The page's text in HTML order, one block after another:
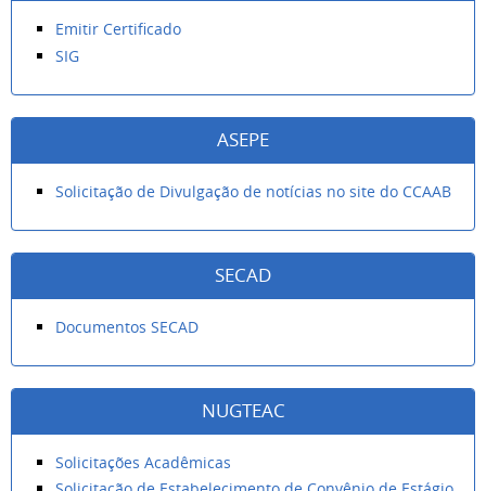
Emitir Certificado
SIG
ASEPE
Solicitação de Divulgação de notícias no site do CCAAB
SECAD
Documentos SECAD
NUGTEAC
Solicitações Acadêmicas